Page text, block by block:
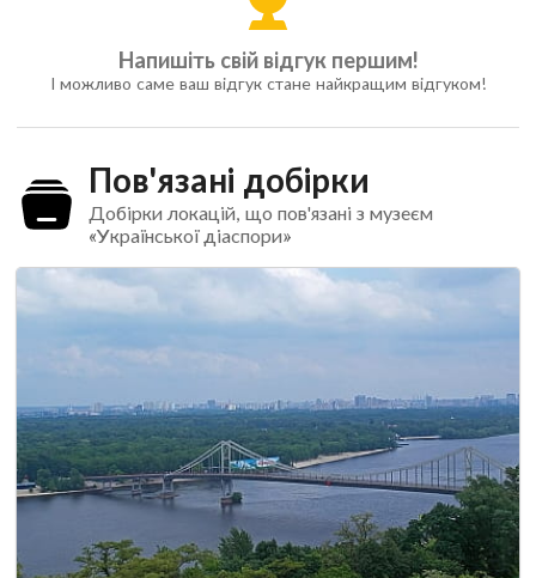
Напишіть свій відгук першим!
І можливо саме ваш відгук стане найкращим відгуком!
Пов'язані добірки
Добірки локацій, що пов'язані з музеєм
«Української діаспори»